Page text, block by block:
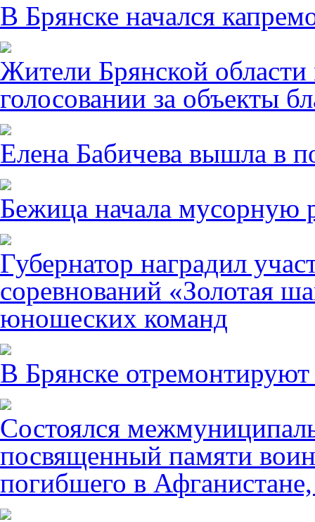
В Брянске начался
Жители Брянской области
голосовании за объекты
Елена Бабичева вышла в
Бежица начала мусорную
Губернатор наградил
соревнований «Золотая
юношеских команд
В Брянске
Состоялся
посвященный памяти
погибшего в